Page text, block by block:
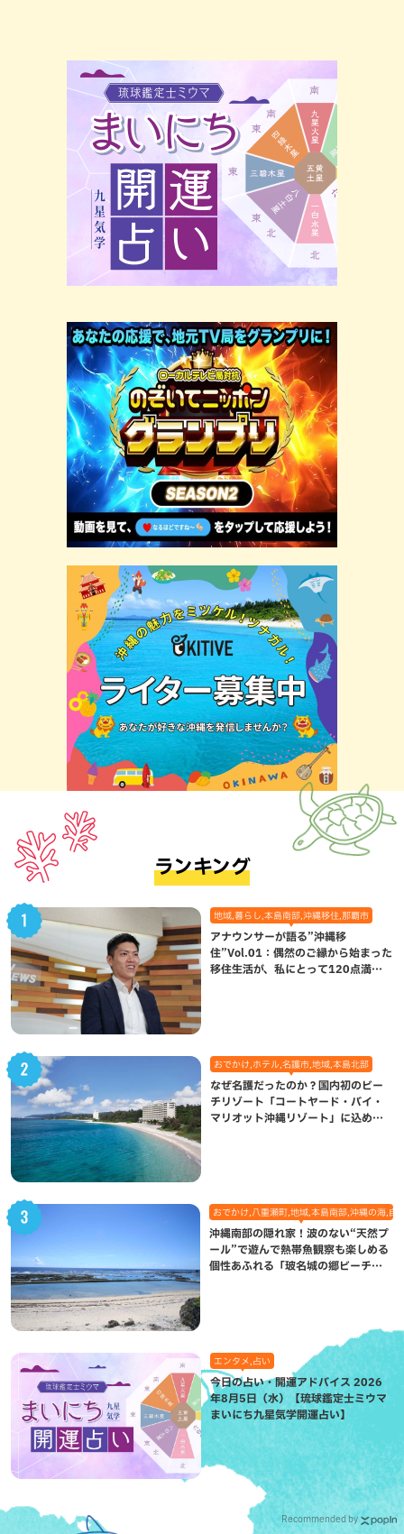
ランキング
地域,暮らし,本島南部,沖縄移住,那覇市
アナウンサーが語る”沖縄移
住”Vol.01：偶然のご縁から始まった
移住生活が、私にとって120点満点
おでかけ,ホテル,名護市,地域,本島北部
なぜ名護だったのか？国内初のビー
チリゾート「コートヤード・バイ・
マリオット沖縄リゾート」に込めら
おでかけ,八重瀬町,地域,本島南部,沖縄の海,自
沖縄南部の隠れ家！波のない“天然プ
ール”で遊んで熱帯魚観察も楽しめる
個性あふれる「玻名城の郷ビーチ」
エンタメ,占い
今日の占い・開運アドバイス 2026
年8月5日（水）【琉球鑑定士ミウマ
まいにち九星気学開運占い】
Recommended by